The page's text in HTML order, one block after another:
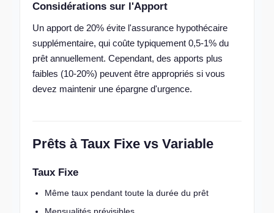
Considérations sur l'Apport
Un apport de 20% évite l'assurance hypothécaire
supplémentaire, qui coûte typiquement 0,5-1% du
prêt annuellement. Cependant, des apports plus
faibles (10-20%) peuvent être appropriés si vous
devez maintenir une épargne d'urgence.
Prêts à Taux Fixe vs Variable
Taux Fixe
Même taux pendant toute la durée du prêt